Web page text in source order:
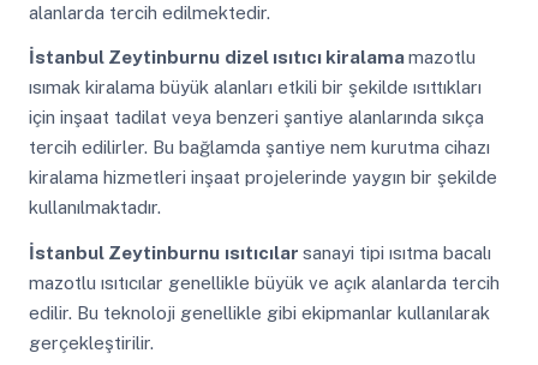
alanlarda tercih edilmektedir.
İstanbul Zeytinburnu dizel ısıtıcı kiralamamazotlu
ısımak kiralama büyük alanları etkili bir şekilde ısıttıkları
için inşaat tadilat veya benzeri şantiye alanlarında sıkça
tercih edilirler. Bu bağlamda şantiye nem kurutma cihazı
kiralama hizmetleri inşaat projelerinde yaygın bir şekilde
kullanılmaktadır.
İstanbul Zeytinburnu ısıtıcılar sanayi tipi ısıtma bacalı
mazotlu ısıtıcılar genellikle büyük ve açık alanlarda tercih
edilir. Bu teknoloji genellikle gibi ekipmanlar kullanılarak
gerçekleştirilir.